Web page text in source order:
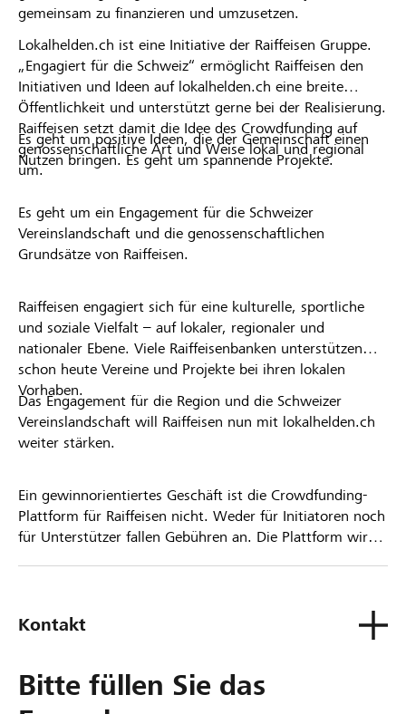
gemeinsam zu finanzieren und umzusetzen.
Lokalhelden.ch ist eine Initiative der Raiffeisen Gruppe.
„Engagiert für die Schweiz“ ermöglicht Raiffeisen den
Initiativen und Ideen auf lokalhelden.ch eine breite
Öffentlichkeit und unterstützt gerne bei der Realisierung.
Raiffeisen setzt damit die Idee des Crowdfunding auf
genossenschaftliche Art und Weise lokal und regional
um.
Es geht um positive Ideen, die der Gemeinschaft einen
Nutzen bringen. Es geht um spannende Projekte.
Es geht um ein Engagement für die Schweizer
Vereinslandschaft und die genossenschaftlichen
Grundsätze von Raiffeisen.
Raiffeisen engagiert sich für eine kulturelle, sportliche
und soziale Vielfalt – auf lokaler, regionaler und
nationaler Ebene. Viele Raiffeisenbanken unterstützen
schon heute Vereine und Projekte bei ihren lokalen
Vorhaben.
Das Engagement für die Region und die Schweizer
Vereinslandschaft will Raiffeisen nun mit lokalhelden.ch
weiter stärken.
Ein gewinnorientiertes Geschäft ist die Crowdfunding-
Plattform für Raiffeisen nicht. Weder für Initiatoren noch
für Unterstützer fallen Gebühren an. Die Plattform wird
Kontakt
Bitte füllen Sie das